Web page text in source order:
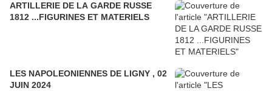
ARTILLERIE DE LA GARDE RUSSE
1812 ...FIGURINES ET MATERIELS
LES NAPOLEONIENNES DE LIGNY , 02
JUIN 2024